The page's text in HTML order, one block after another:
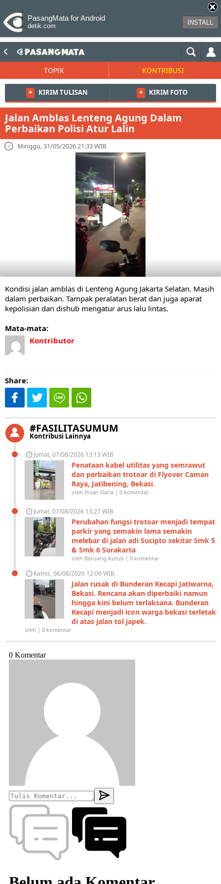
PasangMata for Android
detik.com INSTALL
TOPIK KONTRIBUSI
+ KIRIM TULISAN + KIRIM FOTO
Jalan Amblas Lenteng Agung Dalam
Perbaikan Polisi Atur Lalin
Minggu, 31/05/2026 21:33 WIB
Kondisi jalan amblas di Lenteng Agung Jakarta Selatan. Masih
dalam perbaikan. Tampak peralatan berat dan juga aparat
kepolisian dan dishub mengatur arus lalu lintas.
Mata-mata:
Kontributor
Share:
#FASILITASUMUM
Kontribusi Lainnya
Jumat, 07/08/2026 13:13 WIB
Penataan kabel utilitas yang semrawut
dan perbaikan trotoar di Flyover Caman
Raya, Jatibening, Bekasi.
oleh Ihsan Dana | 0 komentar
Jumat, 07/08/2026 13:27 WIB
Perubahan fungsi trotoar menjadi tempat
parkir yang semakin lama semakin
melebar di jalan adi Sucipto sekitar Smk 5
& Smk 6 Surakarta
oleh Beruang Kutub | 0 komentar
Kamis, 06/08/2026 12:09 WIB
Jalan rusak di Bunderan Kecapi Jatiwarna,
Bekasi. Rencana akan diperbaiki namun
hingga kini belum terlaksana. Bunderan
Kecapi menjadi icon warga bekasi terletak
di atas jalan tol japek.
oleh | 0 komentar